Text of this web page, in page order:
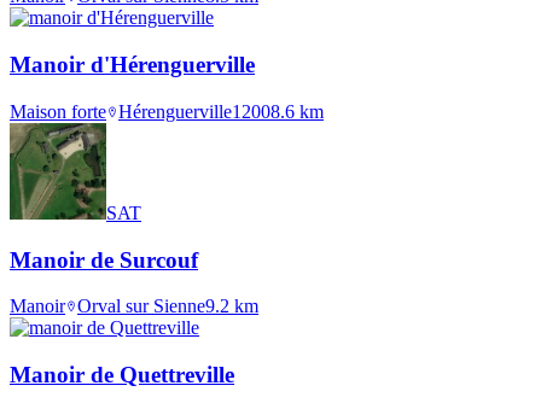
Manoir d'Hérenguerville
Maison forte Hérenguerville12008.6 km
SAT
Manoir de Surcouf
Manoir Orval sur Sienne9.2 km
Manoir de Quettreville